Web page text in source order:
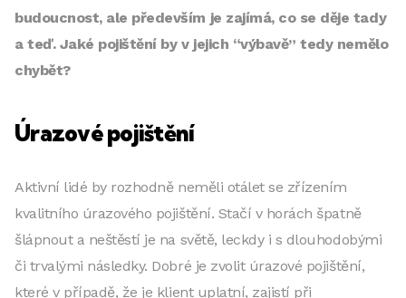
budoucnost, ale především je zajímá, co se děje tady
a teď. Jaké pojištění by v jejich “výbavě” tedy nemělo
chybět?
Úrazové pojištění
Aktivní lidé by rozhodně neměli otálet se zřízením
kvalitního úrazového pojištění. Stačí v horách špatně
šlápnout a neštěstí je na světě, leckdy i s dlouhodobými
či trvalými následky. Dobré je zvolit úrazové pojištění,
které v případě, že je klient uplatní, zajistí při